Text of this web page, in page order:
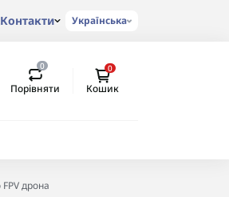
Контакти Українська
0
Порівняти
0
Кошик
дрона